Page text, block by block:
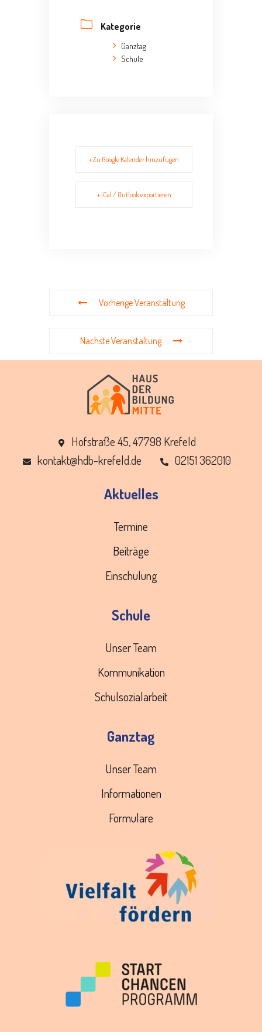
Kategorie
Ganztag
Schule
+ Zu Google Kalender hinzufügen
+ iCal / Outlook exportieren
Vorherige Veranstaltung
Nächste Veranstaltung
Hofstraße 45, 47798 Krefeld
ed.dleferk-bdh@tkatnok
02151 362010
Aktuelles
Termine
Beiträge
Einschulung
Schule
Unser Team
Kommunikation
Schulsozialarbeit
Ganztag
Unser Team
Informationen
Formulare